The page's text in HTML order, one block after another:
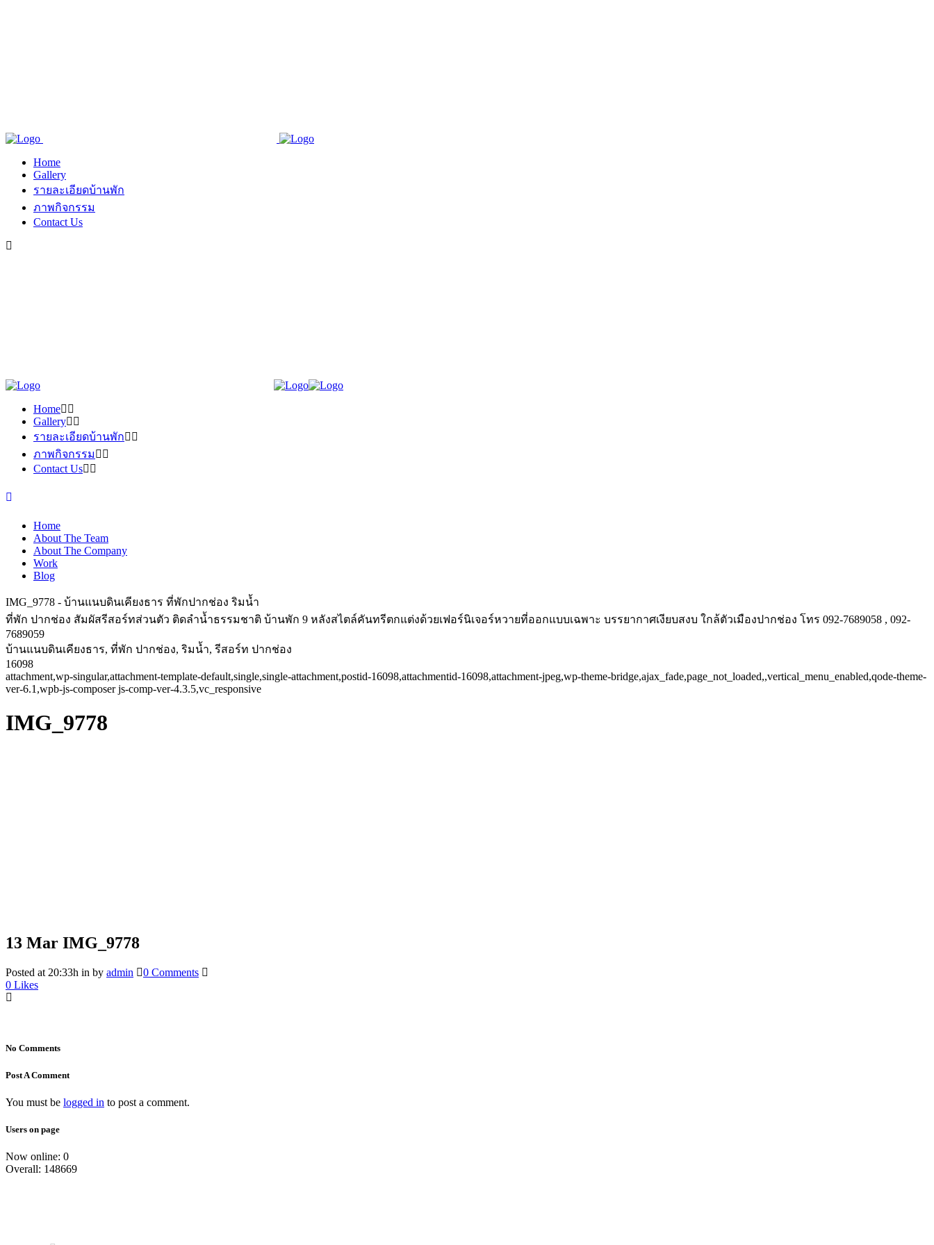
Home
Gallery
รายละเอียดบ้านพัก
ภาพกิจกรรม
Contact Us
Home
Gallery
รายละเอียดบ้านพัก
ภาพกิจกรรม
Contact Us
Home
About The Team
About The Company
Work
Blog
IMG_9778 - บ้านแนบดินเคียงธาร ที่พักปากช่อง ริมน้ำ
ที่พัก ปากช่อง สัมผัสรีสอร์ทส่วนตัว ติดลำน้ำธรรมชาติ บ้านพัก 9 หลังสไตล์คันทรีตกแต่งด้วยเฟอร์นิเจอร์หวายที่ออกแบบเฉพาะ บรรยากาศเงียบสงบ ใกล้ตัวเมืองปากช่อง โทร 092-7689058 , 092-
7689059
บ้านแนบดินเคียงธาร, ที่พัก ปากช่อง, ริมน้ำ, รีสอร์ท ปากช่อง
16098
attachment,wp-singular,attachment-template-default,single,single-attachment,postid-16098,attachmentid-16098,attachment-jpeg,wp-theme-bridge,ajax_fade,page_not_loaded,,vertical_menu_enabled,qode-theme-
ver-6.1,wpb-js-composer js-comp-ver-4.3.5,vc_responsive
IMG_9778
13 Mar IMG_9778
Posted at 20:33h in by admin
0 Comments
0 Likes
No Comments
Post A Comment
You must be logged in to post a comment.
Users on page
Now online: 0
Overall: 148669